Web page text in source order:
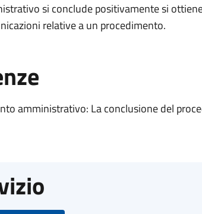
si conclude positivamente si
relative a un procedimento.
amministrativo: La conclusione del